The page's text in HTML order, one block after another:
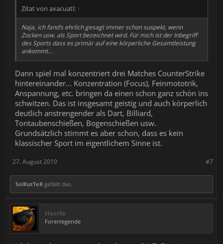
Zitat von axacuatl: ↑
Naja, ich fand‘s ehrlich gesagt immer schon suspekt, wenn
Zocken usw. als Sport bezeichnet wird. Für mich ist der Inbegriff
des Sports dass es primär auf eine körperliche Gesamtleistung
ankommt...
Dann spiel mal konzentriert drei Matches CounterStrike
hintereinander... Konzentration (Focus), Feinmototrik,
Anspannung, etc. bringen da einen schon ganz schön ins
schwitzen. Das ist insgesamt geistig und auch körperlich
deutlich anstrengender als Dart, Billiard,
Tontaubenschießen, Bogenschießen usw.
Grundsätzlich stimmt es aber schon, dass es kein
klassischer Sport im eigentlichem Sinne ist.
#7
27. August 2019
SolKutTeR gefällt das.
Herrle
Forenlegende